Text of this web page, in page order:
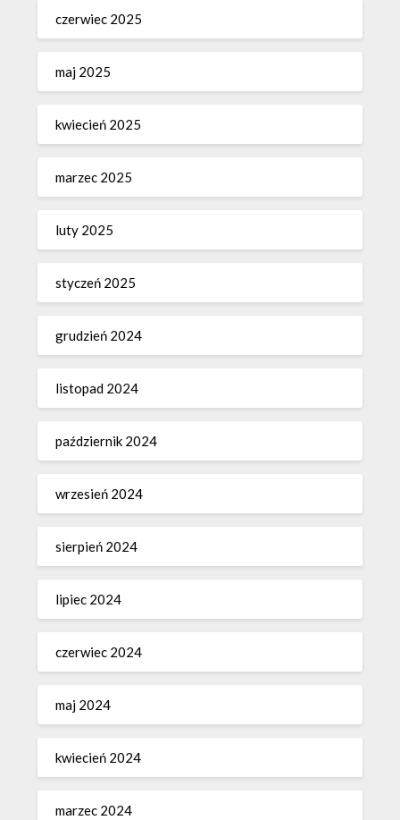
czerwiec 2025
maj 2025
kwiecień 2025
marzec 2025
luty 2025
styczeń 2025
grudzień 2024
listopad 2024
październik 2024
wrzesień 2024
sierpień 2024
lipiec 2024
czerwiec 2024
maj 2024
kwiecień 2024
marzec 2024